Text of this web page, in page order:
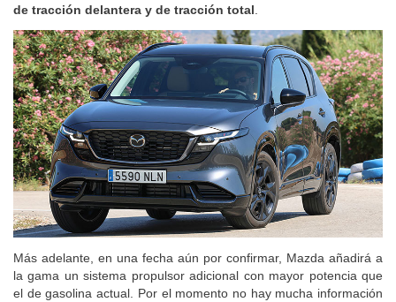
de tracción delantera y de tracción total.
Más adelante, en una fecha aún por confirmar, Mazda añadirá a
la gama un sistema propulsor adicional con mayor potencia que
el de gasolina actual. Por el momento no hay mucha información